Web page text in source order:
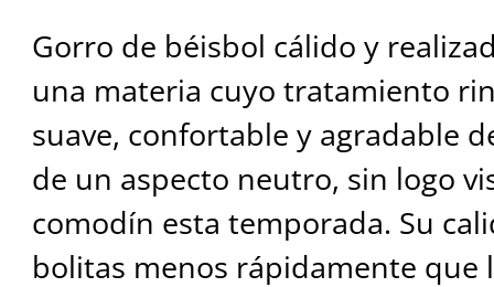
Gorro de béisbol cálido y
una materia cuyo tratamiento
suave, confortable y agradable
de un aspecto neutro, sin logo
comodín esta temporada. Su
bolitas menos rápidamente que